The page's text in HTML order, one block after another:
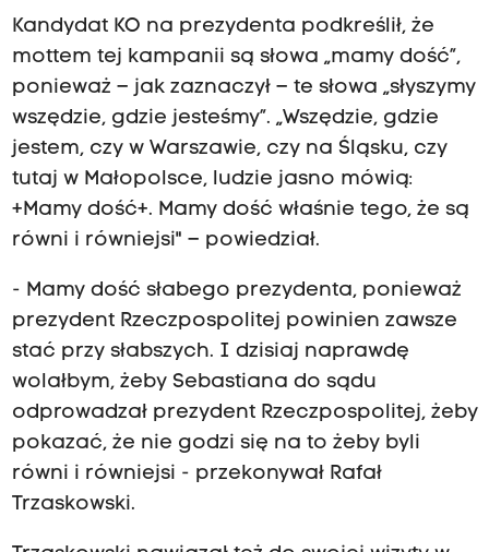
Kandydat KO na prezydenta podkreślił, że
mottem tej kampanii są słowa „mamy dość”,
ponieważ – jak zaznaczył – te słowa „słyszymy
wszędzie, gdzie jesteśmy”. „Wszędzie, gdzie
jestem, czy w Warszawie, czy na Śląsku, czy
tutaj w Małopolsce, ludzie jasno mówią:
+Mamy dość+. Mamy dość właśnie tego, że są
równi i równiejsi" – powiedział.
- Mamy dość słabego prezydenta, ponieważ
prezydent Rzeczpospolitej powinien zawsze
stać przy słabszych. I dzisiaj naprawdę
wolałbym, żeby Sebastiana do sądu
odprowadzał prezydent Rzeczpospolitej, żeby
pokazać, że nie godzi się na to żeby byli
równi i równiejsi - przekonywał Rafał
Trzaskowski.